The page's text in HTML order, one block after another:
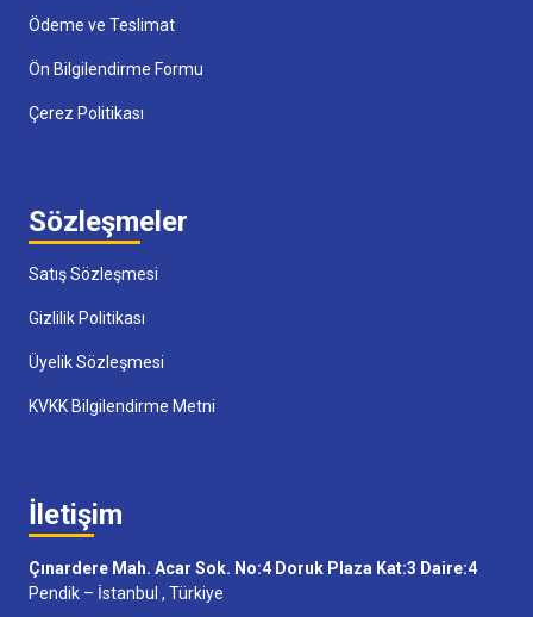
Ödeme ve Teslimat
Ön Bilgilendirme Formu
Çerez Politikası
Sözleşmeler
Satış Sözleşmesi
Gizlilik Politikası
Üyelik Sözleşmesi
KVKK Bilgilendirme Metni
İletişim
Çınardere Mah. Acar Sok. No:4 Doruk Plaza Kat:3 Daire:4
Pendik – İstanbul , Türkiye